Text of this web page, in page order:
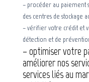
– procéder au paiement
des centres de stockage
– vérifier votre crédit et
détection et de
– optimiser votre
améliorer nos
services liés au